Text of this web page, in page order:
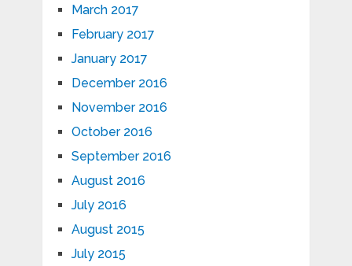
March 2017
February 2017
January 2017
December 2016
November 2016
October 2016
September 2016
August 2016
July 2016
August 2015
July 2015